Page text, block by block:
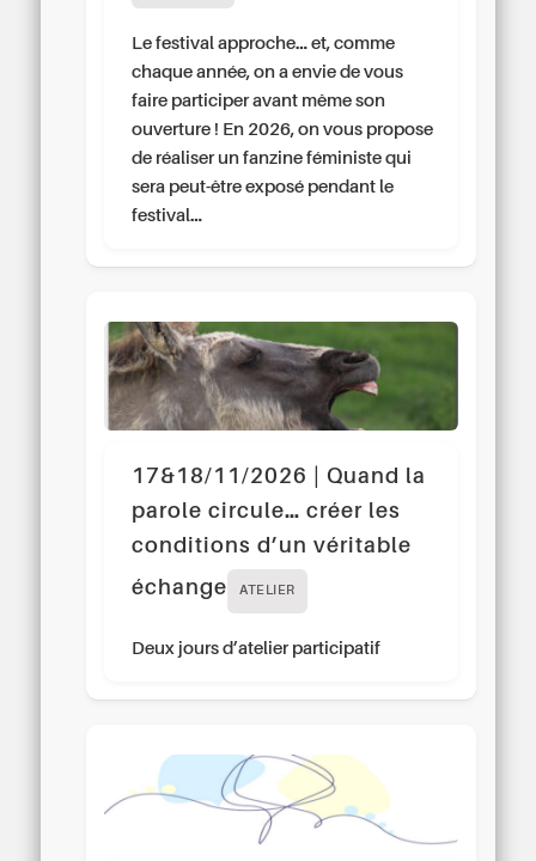
Le festival approche… et, comme
chaque année, on a envie de vous
faire participer avant même son
ouverture ! En 2026, on vous propose
de réaliser un fanzine féministe qui
sera peut-être exposé pendant le
festival…
17&18/11/2026 | Quand la
parole circule… créer les
conditions d’un véritable
échange
ATELIER
Deux jours d’atelier participatif